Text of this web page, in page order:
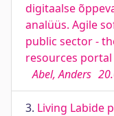
digitaalse
analüüs. Agile
public sector -
resources
Abel, Anders
3. Living Labide